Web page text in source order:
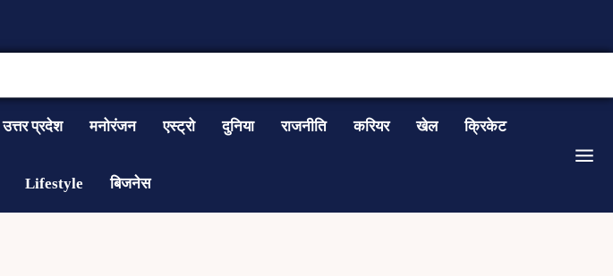
उत्तर प्रदेश मनोरंजन एस्ट्रो दुनिया राजनीति करियर खेल क्रिकेट
Lifestyle बिजनेस